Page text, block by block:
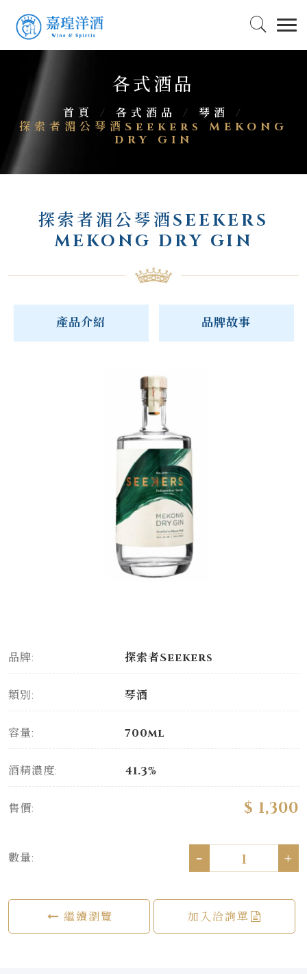
各式酒品
首頁 / 各式酒品 / 琴酒
/
探索者湄公琴酒Seekers MEKONG
DRY GIN
探索者湄公琴酒SEEKERS
MEKONG DRY GIN
產品介紹 品牌故事
品牌: 探索者Seekers
類別: 琴酒
容量: 700ml
酒精濃度: 41.3%
售價: $ 1,300
數量: - +
繼續瀏覽 加入洽詢單